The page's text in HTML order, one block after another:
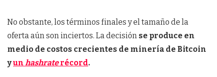
No obstante, los términos finales y el tamaño de la
oferta aún son inciertos. La decisión se produce en
medio de costos crecientes de minería de Bitcoin
yun hashraterécord.